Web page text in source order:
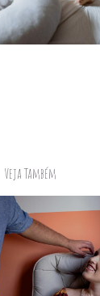
Veja Também